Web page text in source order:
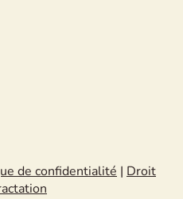
de confidentialité | Droit